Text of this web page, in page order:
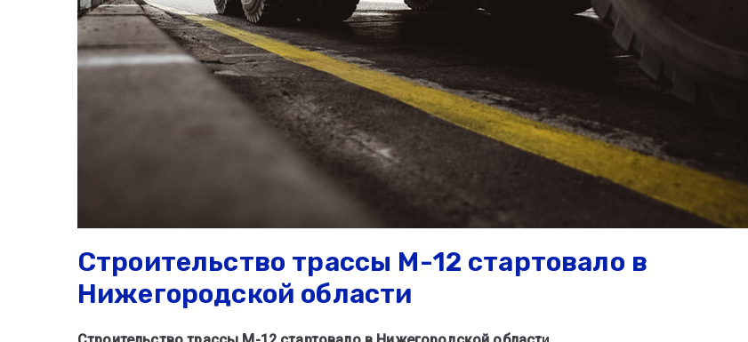
Строительство трассы М-12 стартовало в
Нижегородской области